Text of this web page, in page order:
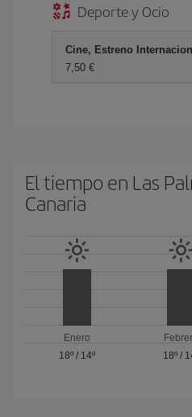
Deporte y Ocio
Cine, Estreno
7,50 €
El tiempo en Las
Canaria
Enero
18º/ 14º
18º/